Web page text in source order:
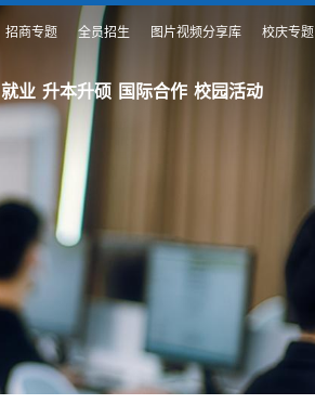
招商专题 全员招生 图片视频分享库 校庆专题
就业 升本升硕 国际合作 校园活动